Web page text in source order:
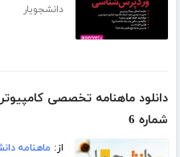
دانشجویار
دانلود ماهنامه تخصصی
شماره 6
از: ماهنامه